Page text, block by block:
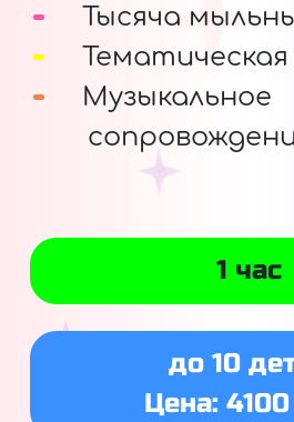
Тысяча
Музыкальное
1 час
до 10
Цена: